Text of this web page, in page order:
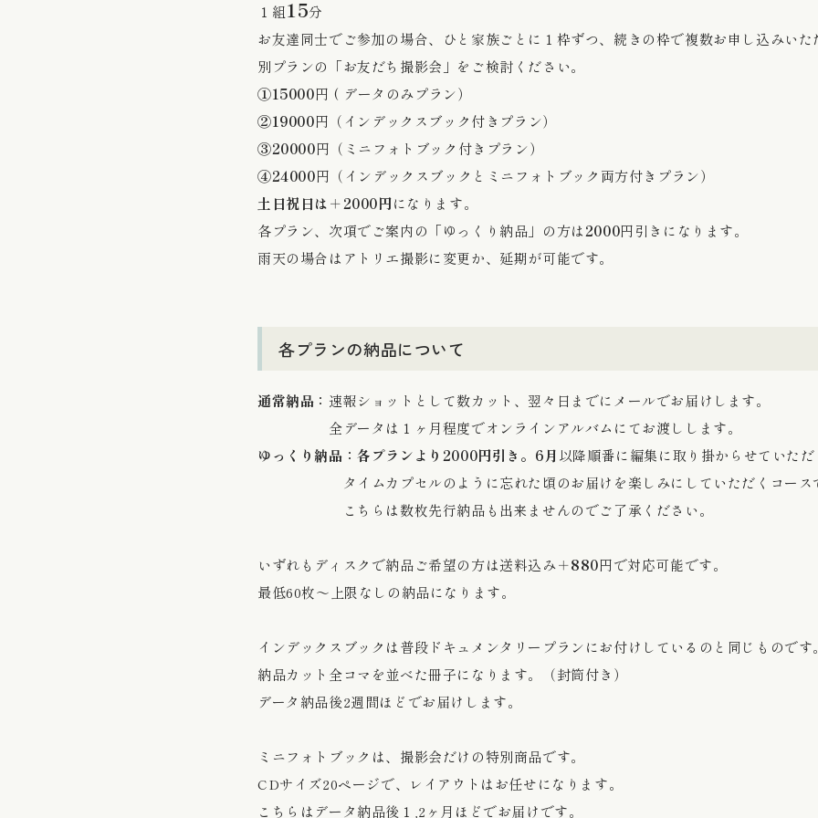
１組15分
お友達同士でご参加の場合、ひと家族ごとに１枠ずつ、続きの枠で複数お申し込みいた
別プランの「お友だち撮影会 」をご検討ください。
①15000円 ( データのみプラン）
②19000円（インデックスブック付きプラン）
③20000円（ミニフォトブック付きプラン）
④24000円（インデックスブックとミニフォトブック両方付きプラン）
土日祝日は＋2000円になります。
各プラン、次項でご案内の「ゆっくり納品」の方は2000円引きになります。
雨天の場合はアトリエ撮影に変更か、延期が可能です。
各プランの納品について
通常納品： 速報ショットとして数カット、翌々日までにメールでお届けします。
全データは１ヶ月程度でオンラインアルバムにてお渡しします。
ゆっくり納品：各プランより2000円引き。6月以降順番に編集に取り掛からせていた
タイムカプセルのように忘れた頃のお届けを楽しみにしていただくコース
こちらは数枚先行納品も出来ませんのでご了承ください。
いずれもディスクで納品ご希望の方は送料込み＋880円で対応可能です。
最低60枚〜上限なしの納品になります。
インデックスブックは普段ドキュメンタリープランにお付けしているのと同じものです
納品カット全コマを並べた冊子になります。（封筒付き）
データ納品後2週間ほどでお届けします。
ミニフォトブックは、撮影会だけの特別商品です。
CDサイズ20ページで、レイアウトはお任せになります。
こちらはデータ納品後１,2ヶ月ほどでお届けです。